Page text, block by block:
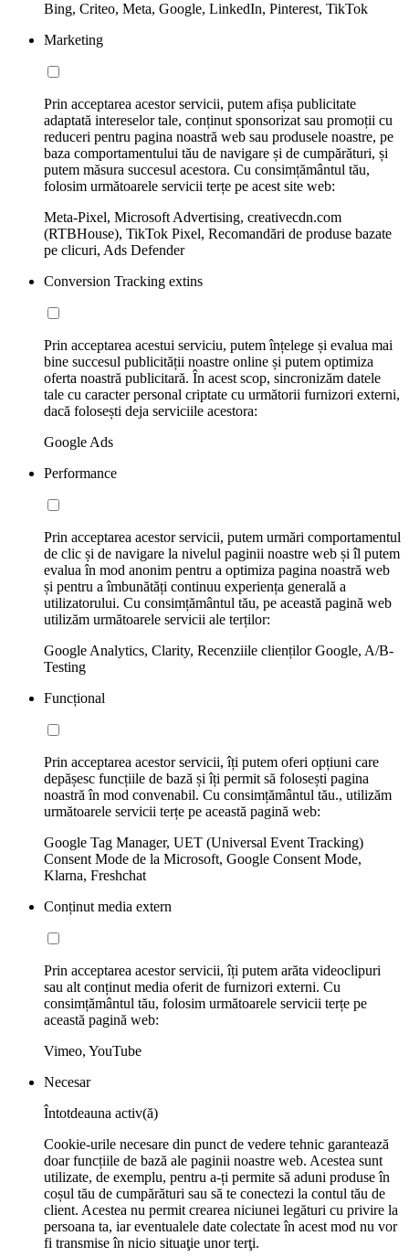
Bing, Criteo, Meta, Google, LinkedIn, Pinterest, TikTok
Marketing
Prin acceptarea acestor servicii, putem afișa publicitate
adaptată intereselor tale, conținut sponsorizat sau promoții cu
reduceri pentru pagina noastră web sau produsele noastre, pe
baza comportamentului tău de navigare și de cumpărături, și
putem măsura succesul acestora. Cu consimțământul tău,
folosim următoarele servicii terțe pe acest site web:
Meta-Pixel, Microsoft Advertising, creativecdn.com
(RTBHouse), TikTok Pixel, Recomandări de produse bazate
pe clicuri, Ads Defender
Conversion Tracking extins
Prin acceptarea acestui serviciu, putem înțelege și evalua mai
bine succesul publicității noastre online și putem optimiza
oferta noastră publicitară. În acest scop, sincronizăm datele
tale cu caracter personal criptate cu următorii furnizori externi,
dacă folosești deja serviciile acestora:
Google Ads
Performance
Prin acceptarea acestor servicii, putem urmări comportamentul
de clic și de navigare la nivelul paginii noastre web și îl putem
evalua în mod anonim pentru a optimiza pagina noastră web
și pentru a îmbunătăți continuu experiența generală a
utilizatorului. Cu consimțământul tău, pe această pagină web
utilizăm următoarele servicii ale terților:
Google Analytics, Clarity, Recenziile clienților Google, A/B-
Testing
Funcțional
Prin acceptarea acestor servicii, îți putem oferi opțiuni care
depășesc funcțiile de bază și îți permit să folosești pagina
noastră în mod convenabil. Cu consimțământul tău., utilizăm
următoarele servicii terțe pe această pagină web:
Google Tag Manager, UET (Universal Event Tracking)
Consent Mode de la Microsoft, Google Consent Mode,
Klarna, Freshchat
Conținut media extern
Prin acceptarea acestor servicii, îți putem arăta videoclipuri
sau alt conținut media oferit de furnizori externi. Cu
consimțământul tău, folosim următoarele servicii terțe pe
această pagină web:
Vimeo, YouTube
Necesar
Întotdeauna activ(ă)
Cookie-urile necesare din punct de vedere tehnic garantează
doar funcțiile de bază ale paginii noastre web. Acestea sunt
utilizate, de exemplu, pentru a-ți permite să aduni produse în
coșul tău de cumpărături sau să te conectezi la contul tău de
client. Acestea nu permit crearea niciunei legături cu privire la
persoana ta, iar eventualele date colectate în acest mod nu vor
fi transmise în nicio situaţie unor terţi.